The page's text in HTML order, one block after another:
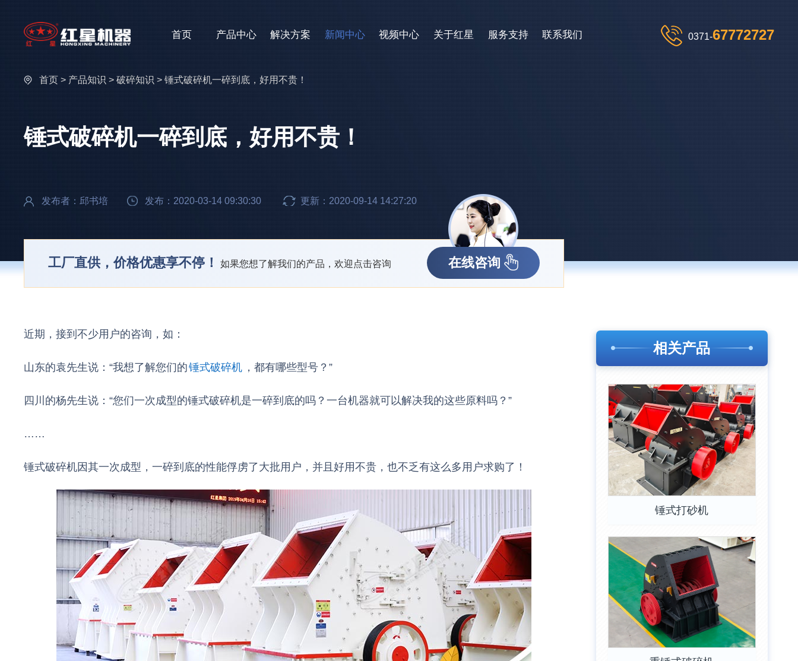
首页 产品中心 解决方案 新闻中心 视频中心 关于红星 服务支持 联系我们 0371-67772727
首页 > 产品知识 >破碎知识 > 锤式破碎机一碎到底，好用不贵！
锤式破碎机一碎到底，好用不贵！
发布者：邱书培 发布：2020-03-14 09:30:30 更新：2020-09-14 14:27:20
工厂直供，价格优惠享不停！ 如果您想了解我们的产品，欢迎点击咨询 在线咨询
近期，接到不少用户的咨询，如：
山东的袁先生说：“我想了解您们的锤式破碎机 ，都有哪些型号？”
四川的杨先生说：“您们一次成型的锤式破碎机是一碎到底的吗？一台机器就可以解决我的这些原料吗？”
……
锤式破碎机因其一次成型，一碎到底的性能俘虏了大批用户，并且好用不贵，也不乏有这么多用户求购了！
相关产品
锤式打砂机